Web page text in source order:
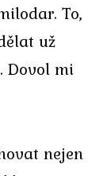
To,
už
Dovol mi
nejen